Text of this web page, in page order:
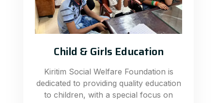
Child & Girls Education
Kiritim Social Welfare Foundation is
dedicated to providing quality education
to children, with a special focus on